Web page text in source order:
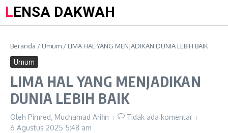
LENSA DAKWAH
Beranda / Umum / LIMA HAL YANG MENJADIKAN DUNIA LEBIH BAIK
Umum
LIMA HAL YANG MENJADIKAN
DUNIA LEBIH BAIK
Oleh Pimred, Muchamad Arifin
Tidak ada komentar
6 Agustus 2025 5:48 am